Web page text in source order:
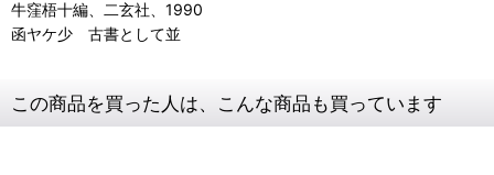
牛窪梧十編、二玄社、1990
函ヤケ少 古書として並
この商品を買った人は、こんな商品も買っています